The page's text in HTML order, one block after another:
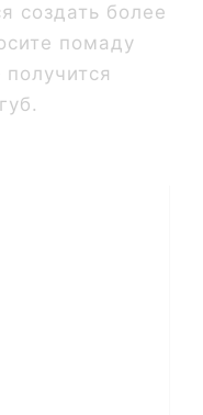
создать более
помаду